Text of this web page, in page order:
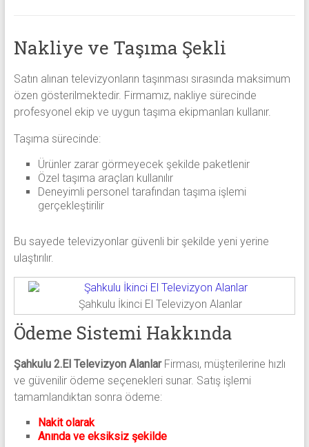
Nakliye ve Taşıma Şekli
Satın alınan televizyonların taşınması sırasında maksimum
özen gösterilmektedir. Firmamız, nakliye sürecinde
profesyonel ekip ve uygun taşıma ekipmanları kullanır.
Taşıma sürecinde:
Ürünler zarar görmeyecek şekilde paketlenir
Özel taşıma araçları kullanılır
Deneyimli personel tarafından taşıma işlemi
gerçekleştirilir
Bu sayede televizyonlar güvenli bir şekilde yeni yerine
ulaştırılır.
Şahkulu İkinci El Televizyon Alanlar
Ödeme Sistemi Hakkında
Şahkulu 2.El Televizyon AlanlarFirması, müşterilerine hızlı
ve güvenilir ödeme seçenekleri sunar. Satış işlemi
tamamlandıktan sonra ödeme:
Nakit olarak
Anında ve eksiksiz şekilde